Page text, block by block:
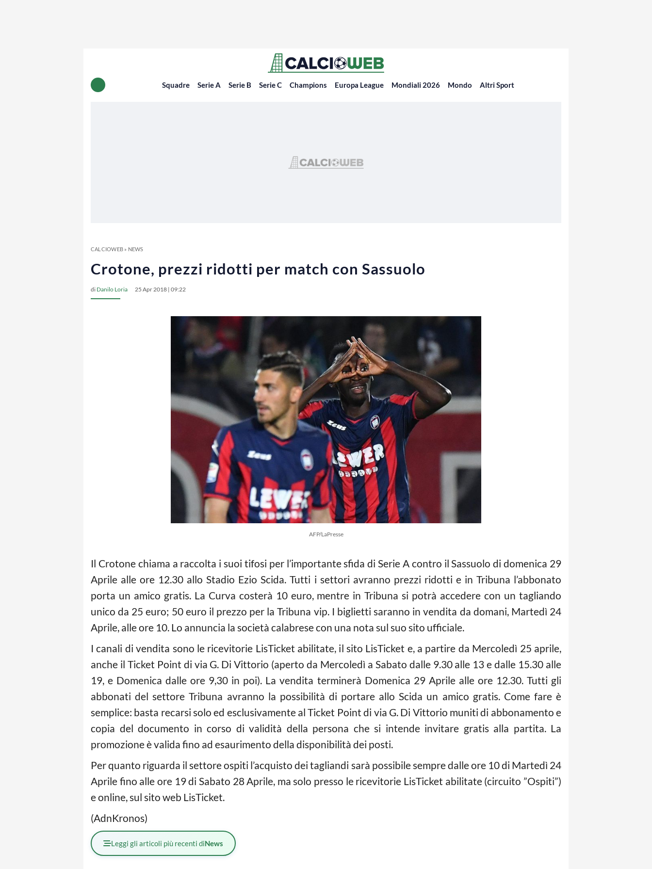
Squadre Serie A Serie B Serie C Champions Europa League Mondiali 2026 Mondo Altri Sport
CALCIOWEB» NEWS
Crotone, prezzi ridotti per match con Sassuolo
di Danilo Loria 25 Apr 2018 | 09:22
AFP/LaPresse
Il Crotone chiama a raccolta i suoi tifosi per l’importante sfida di Serie A contro il Sassuolo di domenica 29
Aprile alle ore 12.30 allo Stadio Ezio Scida. Tutti i settori avranno prezzi ridotti e in Tribuna l’abbonato
porta un amico gratis. La Curva costerà 10 euro, mentre in Tribuna si potrà accedere con un tagliando
unico da 25 euro; 50 euro il prezzo per la Tribuna vip. I biglietti saranno in vendita da domani, Martedì 24
Aprile, alle ore 10. Lo annuncia la società calabrese con una nota sul suo sito ufficiale.
I canali di vendita sono le ricevitorie LisTicket abilitate, il sito LisTicket e, a partire da Mercoledì 25 aprile,
anche il Ticket Point di via G. Di Vittorio (aperto da Mercoledì a Sabato dalle 9.30 alle 13 e dalle 15.30 alle
19, e Domenica dalle ore 9,30 in poi). La vendita terminerà Domenica 29 Aprile alle ore 12.30. Tutti gli
abbonati del settore Tribuna avranno la possibilità di portare allo Scida un amico gratis. Come fare è
semplice: basta recarsi solo ed esclusivamente al Ticket Point di via G. Di Vittorio muniti di abbonamento e
copia del documento in corso di validità della persona che si intende invitare gratis alla partita. La
promozione è valida fino ad esaurimento della disponibilità dei posti.
Per quanto riguarda il settore ospiti l’acquisto dei tagliandi sarà possibile sempre dalle ore 10 di Martedì 24
Aprile fino alle ore 19 di Sabato 28 Aprile, ma solo presso le ricevitorie LisTicket abilitate (circuito ”Ospiti”)
e online, sul sito web LisTicket.
(AdnKronos)
Leggi gli articoli più recenti diNews